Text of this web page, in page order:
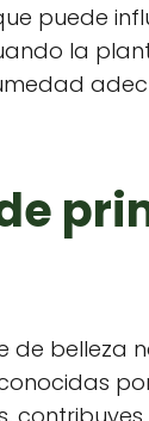
puede
la
belleza